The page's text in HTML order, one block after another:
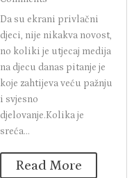
Da su ekrani privlačni
djeci, nije nikakva novost,
no koliki je utjecaj medija
na djecu danas pitanje je
koje zahtijeva veću pažnju
i svjesno
djelovanje.Kolika je
sreća...
Read More